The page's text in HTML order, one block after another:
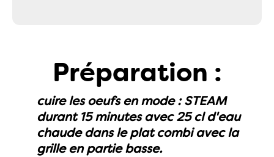
Préparation :
cuire les oeufs en mode : STEAM
durant 15 minutes avec 25 cl d'eau
chaude dans le plat combi avec la
grille en partie basse.